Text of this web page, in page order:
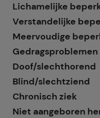
Lichamelijke
Verstandelijke
Meervoudige
Gedragsproblemen
Doof/slechthorend
Blind/slechtziend
Chronisch ziek
Niet aangeboren